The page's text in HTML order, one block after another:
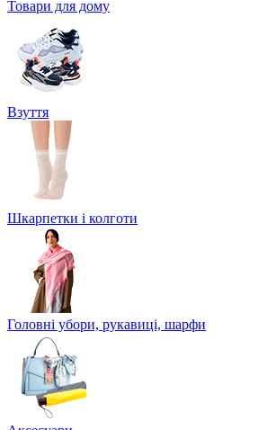
Товари для дому
Взуття
Шкарпетки і колготи
Головні убори, рукавиці, шарфи